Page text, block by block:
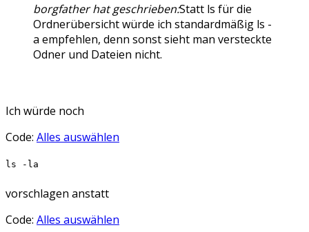
borgfather hat geschrieben:Statt ls für die
Ordnerübersicht würde ich standardmäßig ls -
a empfehlen, denn sonst sieht man versteckte
Odner und Dateien nicht.
Ich würde noch
Code: Alles auswählen
ls -la
vorschlagen anstatt
Code: Alles auswählen